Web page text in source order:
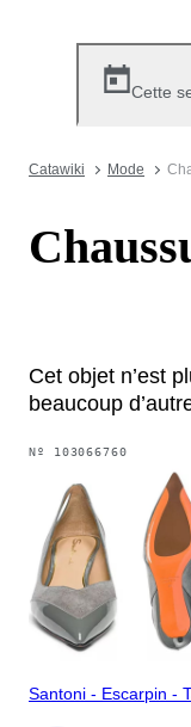
Cette
Catawiki Mode
Cet objet n’est
beaucoup
Nº 103066760
Santoni - Escarpin -